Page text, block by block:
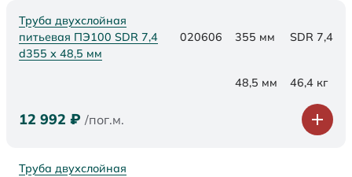
Труба двухслойная
питьевая ПЭ100 SDR 7,4
d355 х 48,5 мм
020606 355 мм SDR 7,4
48,5 мм 46,4 кг
12 992 ₽ /пог.м.
Труба двухслойная